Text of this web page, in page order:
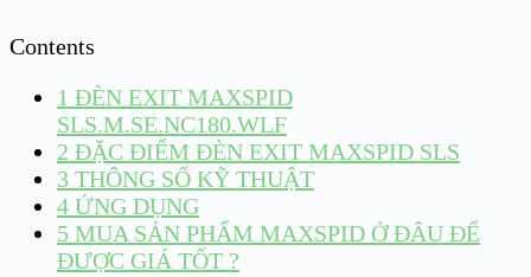
Contents
1 ĐÈN EXIT MAXSPID
SLS.M.SE.NC180.WLF
2 ĐẶC ĐIỂM ĐÈN EXIT MAXSPID SLS
3 THÔNG SỐ KỸ THUẬT
4 ỨNG DỤNG
5 MUA SẢN PHẨM MAXSPID Ở ĐÂU ĐỂ
ĐƯỢC GIÁ TỐT ?